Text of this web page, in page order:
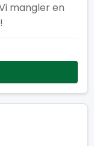
mangler en